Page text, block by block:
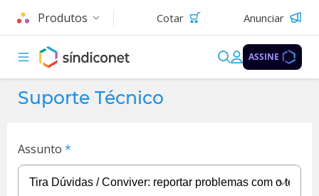
Produtos Cotar Anunciar
ASSINE
Suporte Técnico
Assunto